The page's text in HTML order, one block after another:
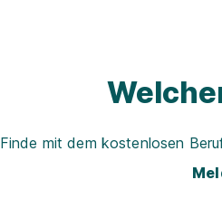
Finde mit dem kostenlosen